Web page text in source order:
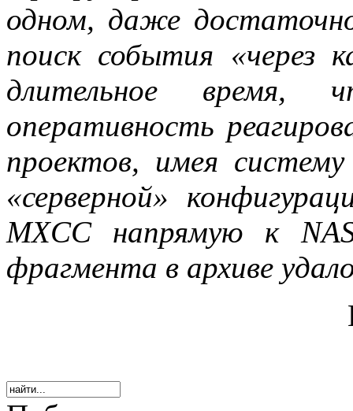
одном, даже
поиск события «через
длительное время,
оперативность
проектов, имея
«серверной»
MXCC
напрямую к
фрагмента в архиве